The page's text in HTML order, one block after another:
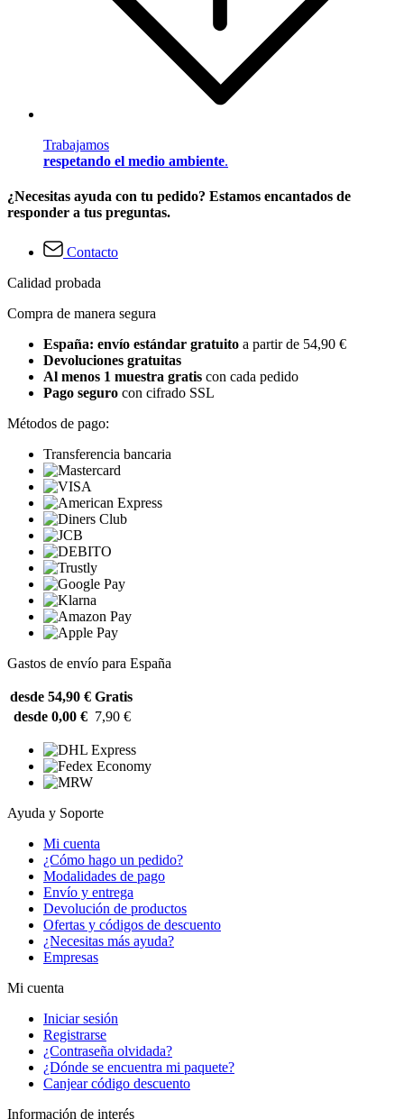
Trabajamos
respetando el medio ambiente.
¿Necesitas ayuda con tu pedido? Estamos encantados de
responder a tus preguntas.
Contacto
Calidad probada
Compra de manera segura
España: envío estándar gratuito a partir de 54,90 €
Devoluciones gratuitas
Al menos 1 muestra gratis con cada pedido
Pago seguro con cifrado SSL
Métodos de pago:
Transferencia bancaria
Gastos de envío para España
desde 54,90 € Gratis
desde 0,00 € 7,90 €
Ayuda y Soporte
Mi cuenta
¿Cómo hago un pedido?
Modalidades de pago
Envío y entrega
Devolución de productos
Ofertas y códigos de descuento
¿Necesitas más ayuda?
Empresas
Mi cuenta
Iniciar sesión
Registrarse
¿Contraseña olvidada?
¿Dónde se encuentra mi paquete?
Canjear código descuento
Información de interés